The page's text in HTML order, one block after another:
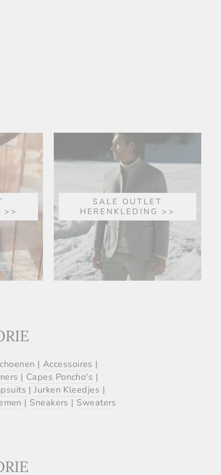
>>
SALE OUTLET
HERENKLEDING >>
| Accessoires |
| Capes Poncho's |
|Jurken Kleedjes |
| Sneakers | Sweaters